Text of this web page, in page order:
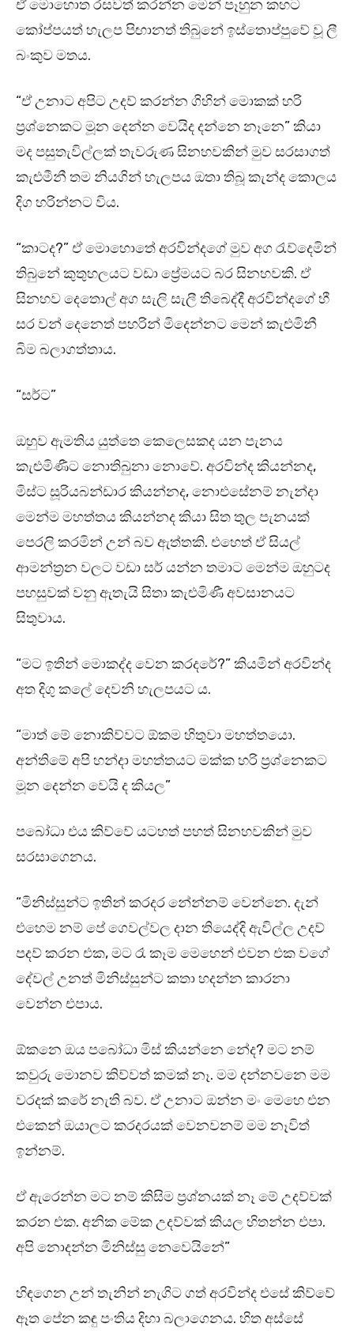
ඒ මොහොත රසවත් කරන්න මෙන් පෑහුන කහට
කෝප්පයත් හැලප පිඟානත් තිබුනේ ඉස්තොප්පුවේ වූ ලී
බංකුව මතය.
“ඒ උනාට අපිට උදව් කරන්න ගිහින් මොකක් හරි
ප්‍රශ්නෙකට මූන දෙන්න වෙයිද දන්නෙ නෑනෙ” කියා
මද පසුතැවිල්ලක් තැවරුණ සිනහවකින් මුව සරසාගත්
කැළුමීනී තම නියගින් හැලපය ඔතා තිබූ කැන්ද කොලය
දිග හරින්නට විය.
“කාටද?” ඒ මොහොතේ අරවින්දගේ මුව අග රැව්දෙමින්
තිබුනේ කුතුහලයට වඩා ප්‍රේමයට බර සිනහවකි. ඒ
සිනහව දෙතොල් අග සැලි සැලී තිබෙද්දී අරවින්දගේ හී
සර වන් දෙනෙත් පහරින් මිදෙන්නට මෙන් කැළුමිනී
බිම බලාගත්තාය.
“සර්ට”
ඔහුව ඇමතිය යුත්තෙ කෙලෙසකද යන පැනය
කැළුමිණීට නොතිබුනා නොවේ. අරවින්ද කියන්නද,
මිස්ට සූරියබන්ඩාර කියන්නද, නොඑසේනම් නැන්දා
මෙන්ම මහත්තය කියන්නද කියා සිත තුල පැනයක්
පෙරලි කරමින් උන් බව ඇත්තකි. එහෙත් ඒ සියල්
ආමන්ත්‍රන වලට වඩා සර් යන්න තමාට මෙන්ම ඔහුටද
පහසුවක් වනු ඇතැයි සිතා කැළුමිණී අවසානයට
සිතුවාය.
“මට ඉතින් මොකද්ද වෙන කරදරේ?” කියමින් අරවින්ද
අත දිගු කලේ දෙවනි හැලපයට ය.
“මාත් මේ නොකිව්වට ඕකම හිතුවා මහත්තයො.
අන්තිමේ අපි හන්දා මහත්තයට මක්ක හරි ප්‍රශ්නෙකට
මූන දෙන්න වෙයි ද කියල”
පබෝධා එය කිව්වේ ‍යටහත් පහත් සිනහවකින් මුව
සරසාගෙනය.
“මිනිස්සුන්ට ඉතින් කරදර නේන්නම් වෙන්නෙ. දැන්
එහෙම නම් පේ ගෙවල්වල දාන තියෙද්දි ඇවිල්ල උදව්
පදව් කරන එක, මට රෑ කෑම මෙහෙන් එවන එක වගේ
දේවල් උනත් මිනිස්සුන්ට කතා හදන්න කාරනා
වෙන්න එපාය.
ඕකනෙ ඔය පබෝධා මිස් කියන්නෙ නේද? මට නම්
කවුරු මොනව කිව්වත් කමක් නෑ. මම දන්නවනෙ මම
වරදක් කරේ නැති බව. ඒ උනාට ඔන්න මං මෙහෙ එන
එකෙන් ඔයාලට කරදරයක් වෙනවනම් මම නෑවිත්
ඉන්නම්.
ඒ ඇරෙන්න මට නම් කිසිම ප්‍රශ්නයක් නෑ මේ උදව්වක්
කරන එක. අනික මේක උදව්වක් කියල හිතන්න එපා.
අපි නොදන්න මිනිස්සු නෙවෙයිනේ”
හිඳගෙන උන් තැනින් නැගිට ගත් අරවින්ද එසේ කිව්වේ
ඈත පේන කඳු පංතිය දිහා බලාගෙනය. හිත අස්සේ